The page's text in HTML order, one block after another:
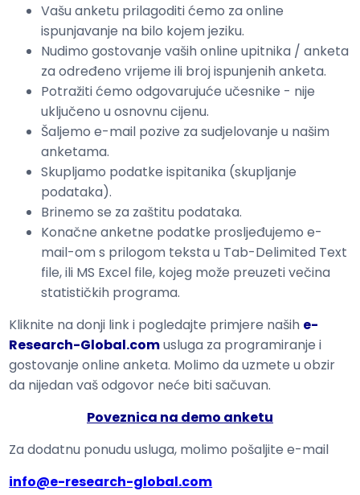
Vašu anketu prilagoditi ćemo za online
ispunjavanje na bilo kojem jeziku.
Nudimo gostovanje vaših online upitnika / anketa
za određeno vrijeme ili broj ispunjenih anketa.
Potražiti ćemo odgovarujuće učesnike - nije
uključeno u osnovnu cijenu.
Šaljemo e-mail pozive za sudjelovanje u našim
anketama.
Skupljamo podatke ispitanika (skupljanje
podataka).
Brinemo se za zaštitu podataka.
Konačne anketne podatke prosljeđujemo e-
mail-om s prilogom teksta u Tab-Delimited Text
file, ili MS Excel file, kojeg može preuzeti večina
statističkih programa.
Kliknite na donji link i pogledajte primjere naših e-
Research-Global.comusluga za programiranje i
gostovanje online anketa. Molimo da uzmete u obzir
da nijedan vaš odgovor neće biti sačuvan.
Poveznica na demo anketu
Za dodatnu ponudu usluga, molimo pošaljite e-mail
info@e-research-global.com